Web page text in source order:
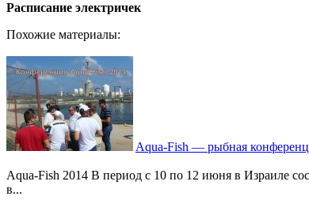
Расписание электричек
Похожие материалы:
Aqua-Fish — рыбная
Aqua-Fish 2014 В период с 10 по 12 июня в Израиле
в...